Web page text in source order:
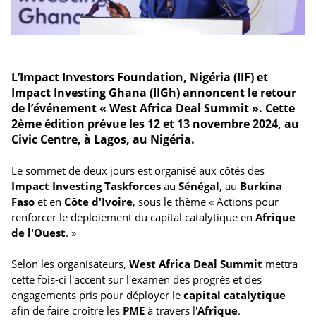
L’Impact Investors Foundation, Nigéria (IIF) et
Impact Investing Ghana (IIGh) annoncent le retour
de l’événement « West Africa Deal Summit ». Cette
2ème édition prévue les 12 et 13 novembre 2024, au
Civic Centre, à Lagos, au Nigéria.
Le sommet de deux jours est organisé aux côtés des
Impact Investing Taskforces au Sénégal, au Burkina
Faso et en Côte d'Ivoire, sous le thème « Actions pour
renforcer le déploiement du capital catalytique en Afrique
de l'Ouest. »
Selon les organisateurs, West Africa Deal Summit mettra
cette fois-ci l'accent sur l'examen des progrès et des
engagements pris pour déployer le capital catalytique
afin de faire croître les PME à travers l'Afrique.